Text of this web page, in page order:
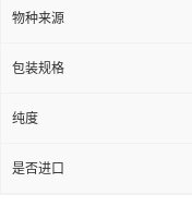
物种来源
包装规格
纯度
是否进口